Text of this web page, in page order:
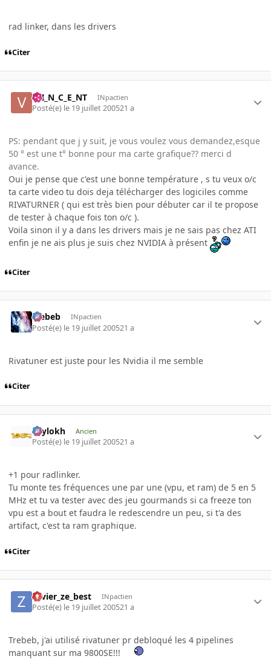
rad linker, dans les drivers
Citer
V_I_N_C_E_NT INpactien
Posté(e) le 19 juillet 200521 a
PS: pendant que j y suit, je vous voulez vous demandez,esque
50 ° est une t° bonne pour ma carte grafique?? merci d
avance.
Oui je pense que c'est une bonne température , s tu veux o/c
ta carte video tu dois deja télécharger des logiciles comme
RIVATURNER ( qui est très bien pour débuter car il te propose
de tester à chaque fois ton o/c ).
Voila sinon il y a dans les drivers mais je ne sais pas chez ATI
enfin je ne ais plus je suis chez NVIDIA à présent
Citer
Trebeb INpactien
Posté(e) le 19 juillet 200521 a
Rivatuner est juste pour les Nvidia il me semble
Citer
Psylokh Ancien
Posté(e) le 19 juillet 200521 a
+1 pour radlinker.
Tu monte tes fréquences une par une (vpu, et ram) de 5 en 5
MHz et tu va tester avec des jeu gourmands si ca freeze ton
vpu est a bout et faudra le redescendre un peu, si t'a des
artifact, c'est ta ram graphique.
Citer
zavier_ze_best INpactien
Posté(e) le 19 juillet 200521 a
Trebeb, j'ai utilisé rivatuner pr debloqué les 4 pipelines
manquant sur ma 9800SE!!!